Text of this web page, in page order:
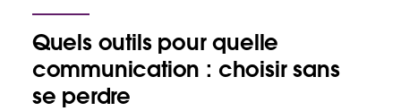
Quels outils pour quelle
communication : choisir sans
se perdre